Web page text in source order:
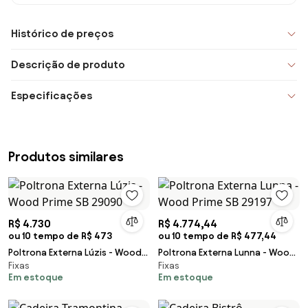
Histórico de preços
Descrição de produto
Especificações
Produtos similares
R$ 4.730
ou 10 tempo de R$ 473
Poltrona Externa Lúzis - Wood
Prime SB 29090
Fixas
Em estoque
R$ 4.774,44
ou 10 tempo de R$ 477,44
Poltrona Externa Lunna - Wood
Prime SB 29197
Fixas
Em estoque